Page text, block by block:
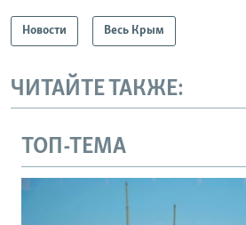
Новости Весь Крым
ЧИТАЙТЕ ТАКЖЕ:
ТОП-ТЕМА